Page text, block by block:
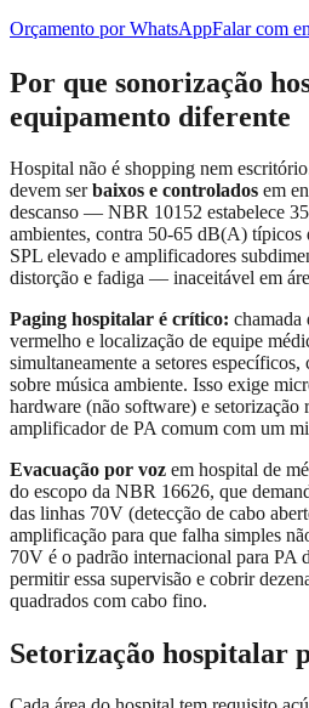
Orçamento por WhatsAppFalar com
Por que sonorização
equipamento diferente
Hospital não é shopping nem
devem serbaixos e controlados em
descanso — NBR 10152 estabelece
ambientes, contra 50-65 dB(A) típicos
SPL elevado e amplificadores
distorção e fadiga — inaceitável em
Paging hospitalar é crítico:
vermelho e localização de equipe
simultaneamente a setores
sobre música ambiente. Isso exige
hardware (não software) e
amplificador de PA comum com um
Evacuação por voz em hospital de
do escopo da NBR 16626, que
das linhas 70V (detecção de cabo
amplificação para que falha simples
70V é o padrão internacional para PA
permitir essa supervisão e cobrir
quadrados com cabo fino.
Setorização hospitalar